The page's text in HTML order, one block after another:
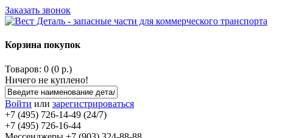
Заказать звонок
Корзина покупок
Товаров: 0 (0 р.)
Ничего не куплено!
Войти или зарегистрироваться
+7 (495) 726-14-49 (24/7)
+7 (495) 726-16-44